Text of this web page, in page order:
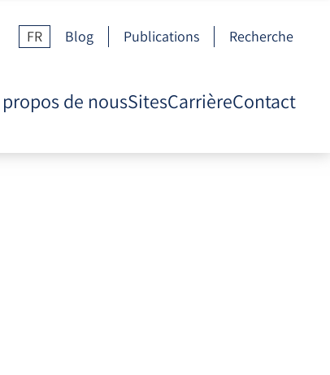
FR Blog Publications Recherche
propos de nousSitesCarrièreContact